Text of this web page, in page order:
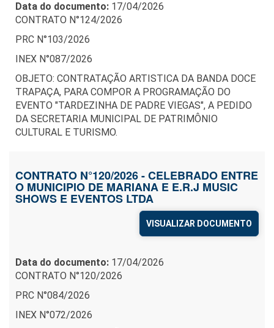
Data do documento: 17/04/2026
CONTRATO N°124/2026
PRC N°103/2026
INEX N°087/2026
OBJETO: CONTRATAÇÃO ARTISTICA DA BANDA DOCE
TRAPAÇA, PARA COMPOR A PROGRAMAÇÃO DO
EVENTO "TARDEZINHA DE PADRE VIEGAS", A PEDIDO
DA SECRETARIA MUNICIPAL DE PATRIMÔNIO
CULTURAL E TURISMO.
CONTRATO N°120/2026 - CELEBRADO ENTRE
O MUNICIPIO DE MARIANA E E.R.J MUSIC
SHOWS E EVENTOS LTDA
VISUALIZAR DOCUMENTO
Data do documento: 17/04/2026
CONTRATO N°120/2026
PRC N°084/2026
INEX N°072/2026